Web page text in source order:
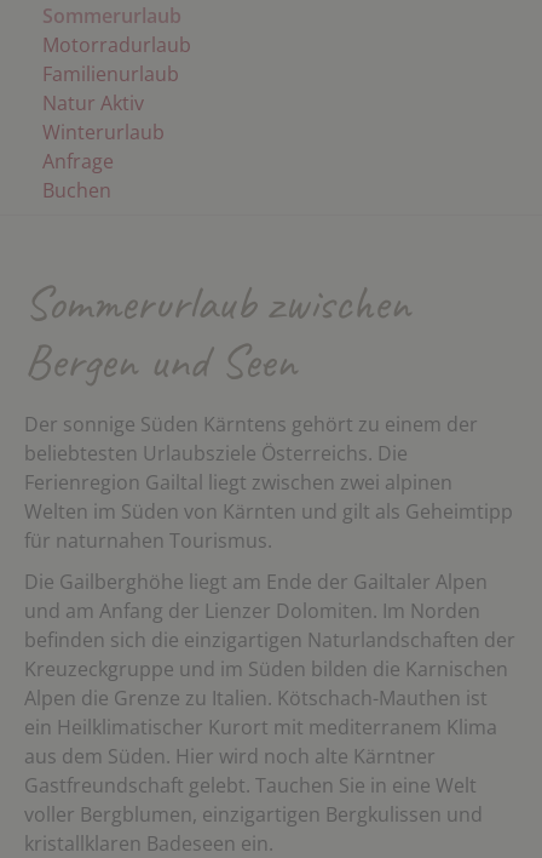
Sommerurlaub
Motorradurlaub
Familienurlaub
Natur Aktiv
Winterurlaub
Anfrage
Buchen
Sommerurlaub zwischen
Bergen und Seen
Der sonnige Süden Kärntens gehört zu einem der
beliebtesten Urlaubsziele Österreichs. Die
Ferienregion Gailtal liegt zwischen zwei alpinen
Welten im Süden von Kärnten und gilt als Geheimtipp
für naturnahen Tourismus.
Die Gailberghöhe liegt am Ende der Gailtaler Alpen
und am Anfang der Lienzer Dolomiten. Im Norden
befinden sich die einzigartigen Naturlandschaften der
Kreuzeckgruppe und im Süden bilden die Karnischen
Alpen die Grenze zu Italien. Kötschach-Mauthen ist
ein Heilklimatischer Kurort mit mediterranem Klima
aus dem Süden. Hier wird noch alte Kärntner
Gastfreundschaft gelebt. Tauchen Sie in eine Welt
voller Bergblumen, einzigartigen Bergkulissen und
kristallklaren Badeseen ein.